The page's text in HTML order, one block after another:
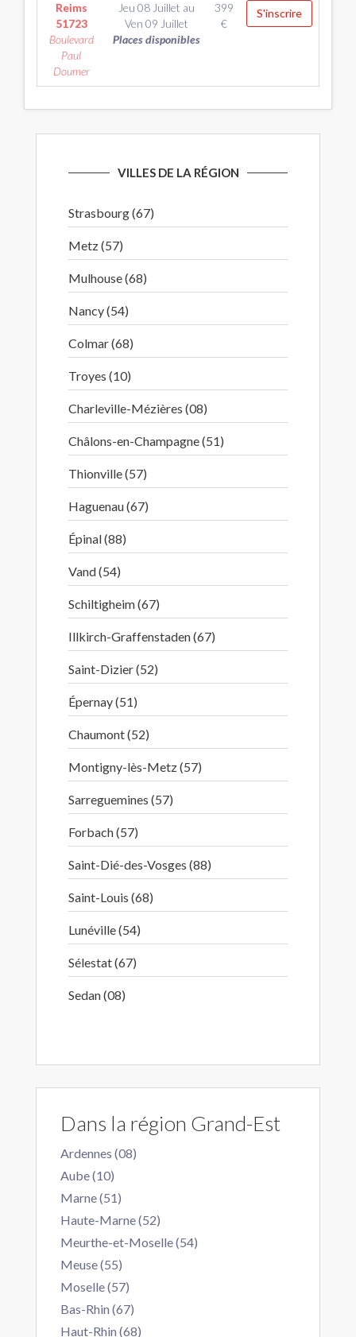
Reims
51723
Boulevard
Paul
Doumer
Jeu 08 Juillet au
Ven 09 Juillet
Places disponibles
399
€
S'inscrire
VILLES DE LA RÉGION
Strasbourg (67)
Metz (57)
Mulhouse (68)
Nancy (54)
Colmar (68)
Troyes (10)
Charleville-Mézières (08)
Châlons-en-Champagne (51)
Thionville (57)
Haguenau (67)
Épinal (88)
Vand (54)
Schiltigheim (67)
Illkirch-Graffenstaden (67)
Saint-Dizier (52)
Épernay (51)
Chaumont (52)
Montigny-lès-Metz (57)
Sarreguemines (57)
Forbach (57)
Saint-Dié-des-Vosges (88)
Saint-Louis (68)
Lunéville (54)
Sélestat (67)
Sedan (08)
Dans la région Grand-Est
Ardennes (08)
Aube (10)
Marne (51)
Haute-Marne (52)
Meurthe-et-Moselle (54)
Meuse (55)
Moselle (57)
Bas-Rhin (67)
Haut-Rhin (68)